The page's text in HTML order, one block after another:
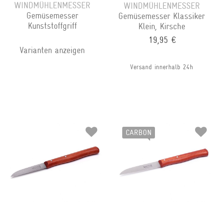
WINDMÜHLENMESSER
Gemüsemesser
Kunststoffgriff
Varianten anzeigen
WINDMÜHLENMESSER
Gemüsemesser Klassiker
Klein, Kirsche
19,95 €
Versand innerhalb 24h
CARBON